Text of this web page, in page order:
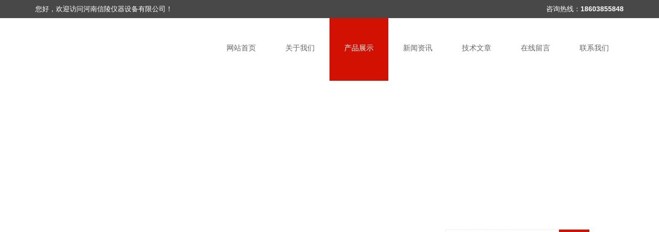
您好，欢迎访问河南信陵仪器设备有限公司！ 咨询热线： 18603855848
网站首页 关于我们 产品展示 新闻资讯 技术文章 在线留言 联系我们